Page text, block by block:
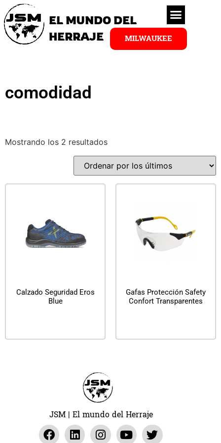
EL MUNDO DEL
HERRAJE
MILWAUKEE
comodidad
Mostrando los 2 resultados
Calzado Seguridad Eros
Blue
Gafas Protección Safety
Confort Transparentes
JSM | El mundo del Herraje